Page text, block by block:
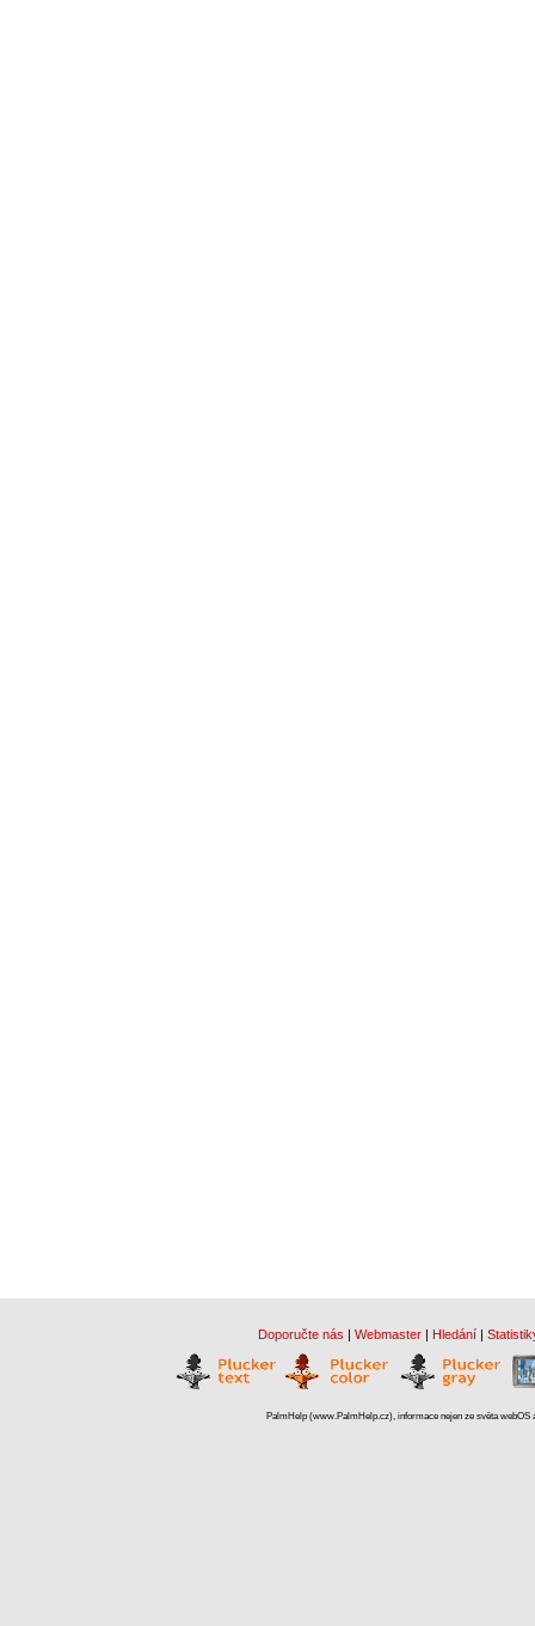
Doporučte nás | Webmaster | Hledání |
PalmHelp (www.PalmHelp.cz), informace nejen ze světa